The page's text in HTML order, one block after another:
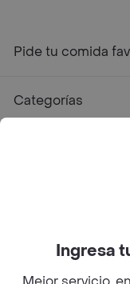
Pide tu comida
Categorías
Ingresa